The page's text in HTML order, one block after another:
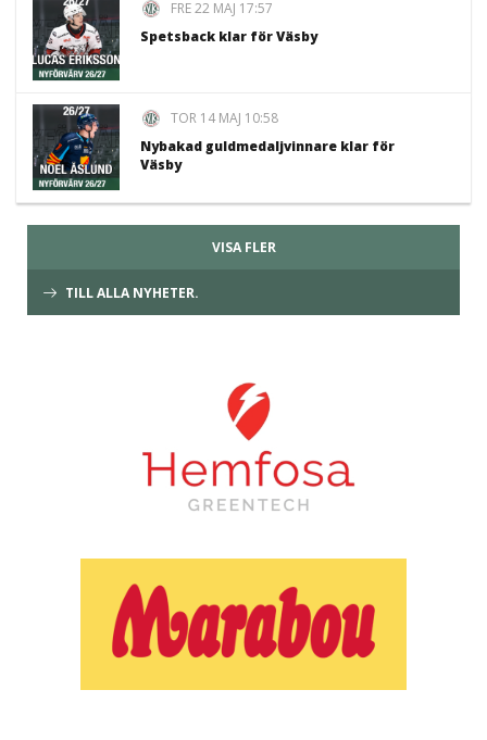
FRE 22 MAJ 17:57
Spetsback klar för Väsby
TOR 14 MAJ 10:58
Nybakad guldmedaljvinnare klar för
Väsby
VISA FLER
TILL ALLA NYHETER.